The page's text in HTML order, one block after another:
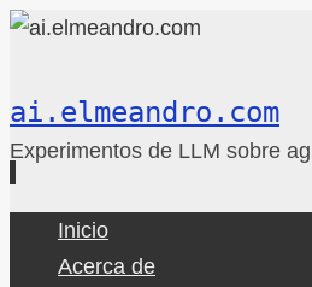
ai.elmeandro.com
Experimentos de LLM sobre
Inicio
Acerca de